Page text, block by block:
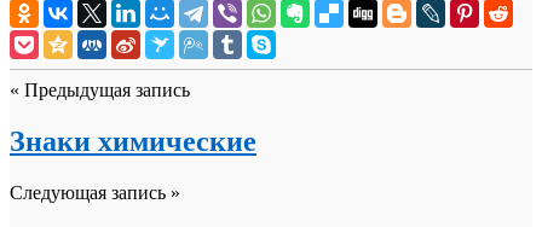
« Предыдущая запись
Знаки химические
Следующая запись »